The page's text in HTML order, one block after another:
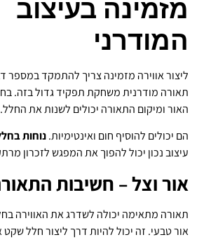
מזמינה בעיצוב
המודרני
ליצור אווירה מזמינה צריך להתמקד במספר
תאורה מודרנית משחקת תפקיד גדול בזה.
האור ומיקום התאורה יכולים לשנות את החלל.
הם יכולים להוסיף חום ואינטימיות.נוחות
עיצוב נכון יכול להפוך את המפגש לזכרון
אור וצל – חשיבות
תאורה מתאימה יכולה לשדרג את האווירה
אור טבעי. זה יכול להיות דרך ליצור חלל שקט